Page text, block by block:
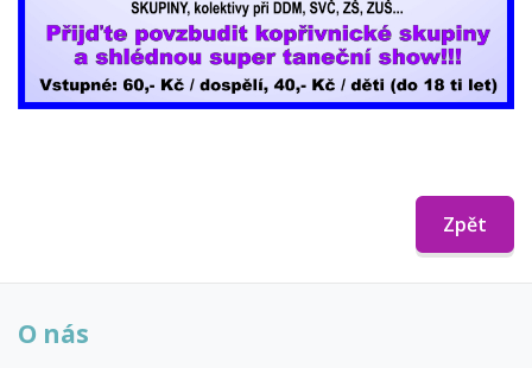
Zpět
O nás